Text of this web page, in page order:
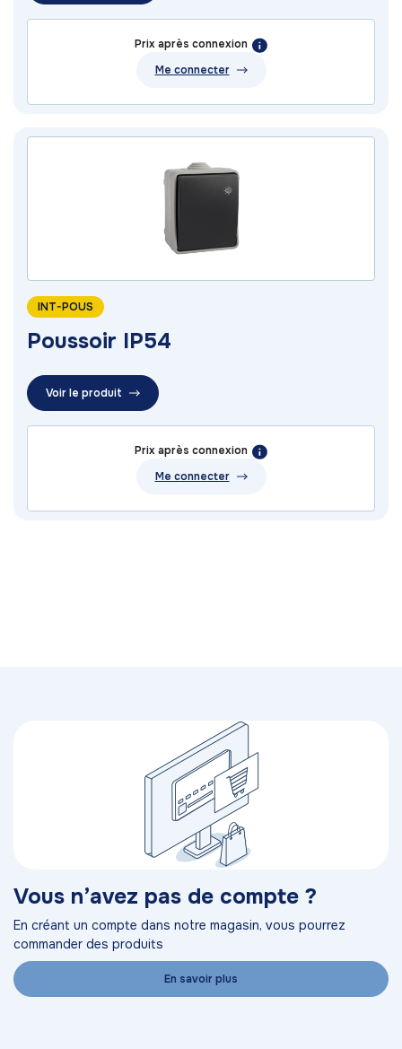
Prix après connexion
Me connecter
INT-POUS
Poussoir IP54
Voir le produit
Prix après connexion
Me connecter
Vous n’avez pas de compte ?
En créant un compte dans notre magasin, vous pourrez
commander des produits
En savoir plus